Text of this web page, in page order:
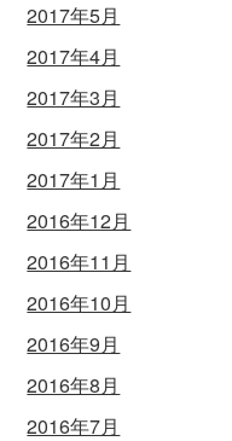
2017年5月
2017年4月
2017年3月
2017年2月
2017年1月
2016年12月
2016年11月
2016年10月
2016年9月
2016年8月
2016年7月